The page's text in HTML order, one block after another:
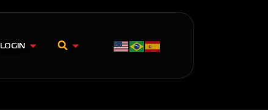
LOGIN